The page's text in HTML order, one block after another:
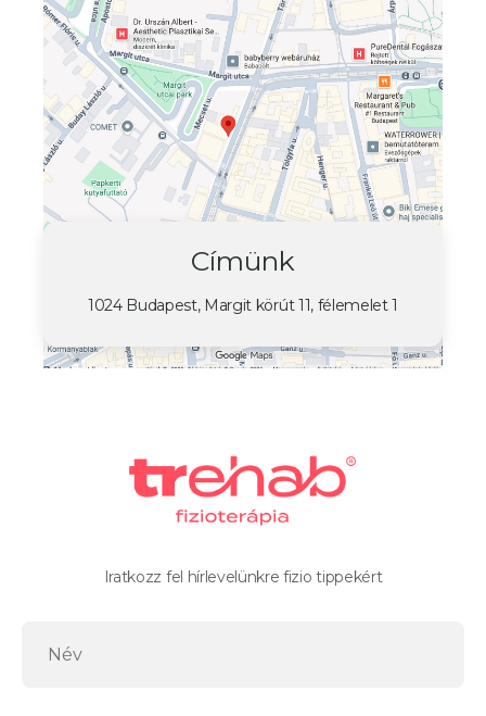
Címünk
1024 Budapest, Margit körút 11, félemelet 1
Iratkozz fel hírlevelünkre fizio tippekért